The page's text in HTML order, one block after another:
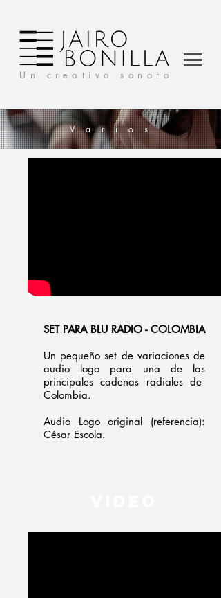
Un creativo sonoro
V a r i o s
SET PARA BLU RADIO - COLOMBIA
Un pequeño set de variaciones de
audio logo para una de las
principales cadenas radiales de
Colombia.​
Audio Logo original (referencia):
César Escola.